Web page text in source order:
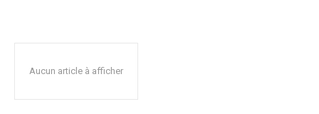
Aucun article à afficher